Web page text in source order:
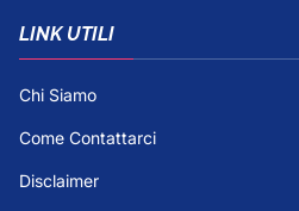
LINK UTILI
Chi Siamo
Come Contattarci
Disclaimer